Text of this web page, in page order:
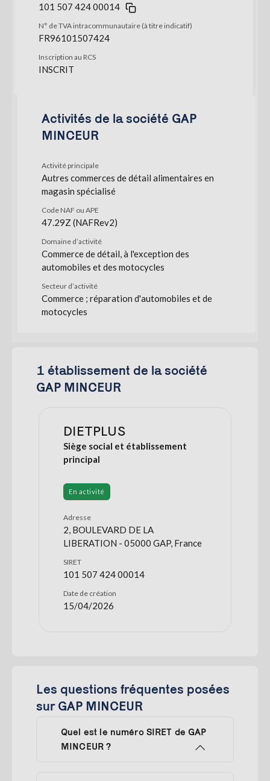
101 507 424 00014
N° de TVA intracommunautaire (à titre indicatif)
FR96101507424
Inscription au RCS
INSCRIT
Activités de la société GAP
MINCEUR
Activité principale
Autres commerces de détail alimentaires en
magasin spécialisé
Code NAF ou APE
47.29Z (NAFRev2)
Domaine d’activité
Commerce de détail, à l'exception des
automobiles et des motocycles
Secteur d’activité
Commerce ; réparation d'automobiles et de
motocycles
1 établissement de la société
GAP MINCEUR
DIETPLUS
Siège social et établissement
principal
En activité
Adresse
2, BOULEVARD DE LA
LIBERATION - 05000 GAP, France
SIRET
101 507 424 00014
Date de création
15/04/2026
Les questions fréquentes posées
sur GAP MINCEUR
Quel est le numéro SIRET de GAP
MINCEUR ?